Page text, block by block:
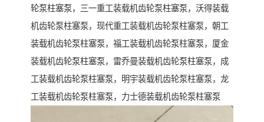
轮泵柱塞泵，三一重工装载机齿轮泵柱塞泵，沃得装载
机齿轮泵柱塞泵，现代重工装载机齿轮泵柱塞泵，朝工
装载机齿轮泵柱塞泵，福工装载机齿轮泵柱塞泵，厦金
装载机齿轮泵柱塞泵，雷乔曼装载机齿轮泵柱塞泵，成
工装载机齿轮泵柱塞泵，明宇装载机齿轮泵柱塞泵，龙
工装载机齿轮泵柱塞泵，力士德装载机齿轮泵柱塞泵